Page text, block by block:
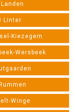
Linter
Kiezegem
Wersbeek
Winge